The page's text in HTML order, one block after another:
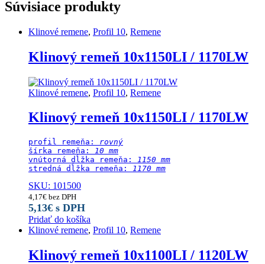
Súvisiace produkty
Klinové remene, Profil 10, Remene
Klinový remeň 10x1150LI / 1170LW
Klinové remene, Profil 10, Remene
Klinový remeň 10x1150LI / 1170LW
profil remeňa: rovný
šírka remeňa: 10 mm
vnútorná dĺžka remeňa: 1150 mm
stredná dĺžka remeňa:
1170 mm
SKU: 101500
4,17€ bez DPH
5,13€ s DPH
Pridať do košíka
Klinové remene, Profil 10, Remene
Klinový remeň 10x1100LI / 1120LW